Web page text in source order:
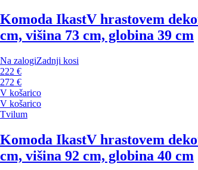
Komoda IkastV hrastovem
cm, višina 73 cm, globina 39 cm
Na zalogiZadnji kosi
222 €
272 €
V košarico
V košarico
Tvilum
Komoda IkastV hrastovem
cm, višina 92 cm, globina 40 cm